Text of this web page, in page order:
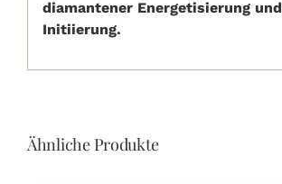
diamantener Energetisierung und
Initiierung.
Ähnliche Produkte